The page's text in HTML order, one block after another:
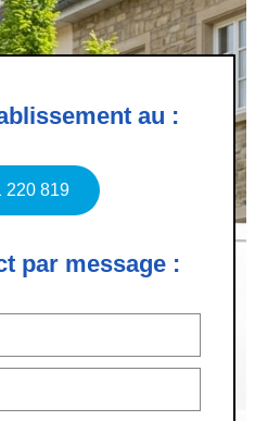
au :
220 819
par message :